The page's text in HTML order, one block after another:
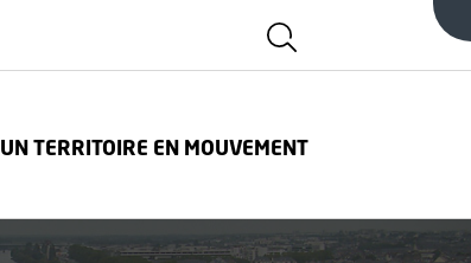
Afficher la zone
UN TERRITOIRE EN MOUVEMENT